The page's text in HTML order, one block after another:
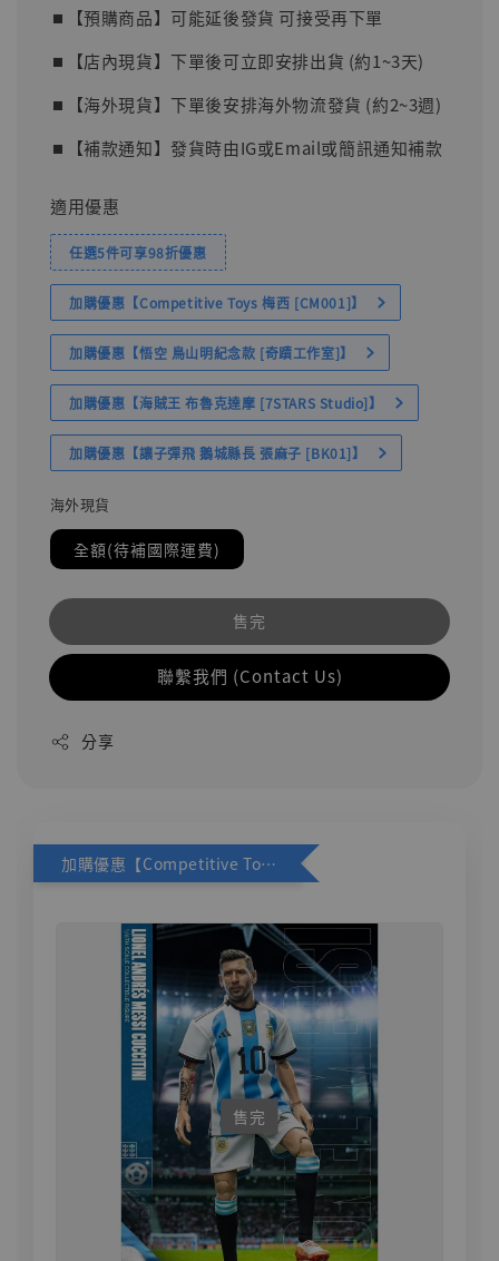
⏹︎【預購商品】可能延後發貨 可接受再下單
⏹︎【店內現貨】下單後可立即安排出貨 (約1~3天)
⏹︎【海外現貨】下單後安排海外物流發貨 (約2~3週)
⏹︎【補款通知】發貨時由IG或Email或簡訊通知補款
適用優惠
任選5件可享98折優惠
加購優惠【Competitive Toys 梅西 [CM001]】
加購優惠【悟空 鳥山明紀念款 [奇蹟工作室]】
加購優惠【海賊王 布魯克達摩 [7STARS Studio]】
加購優惠【讓子彈飛 鵝城縣長 張麻子 [BK01]】
海外現貨
全額(待補國際運費)
售完
聯繫我們 (Contact Us)
分享
加購優惠【Competitive Toys 梅西 [CM001]】
售完